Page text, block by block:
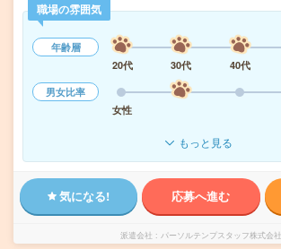
職場の雰囲気
年齢層
20代
30代 40代
男女比率
女性
もっと見る
気になる! 応募へ進む
派遣会社 パーソルテンプスタッフ株式会社